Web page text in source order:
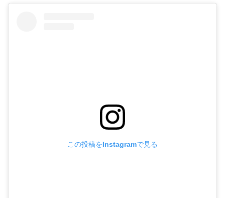
この投稿をInstagramで見る